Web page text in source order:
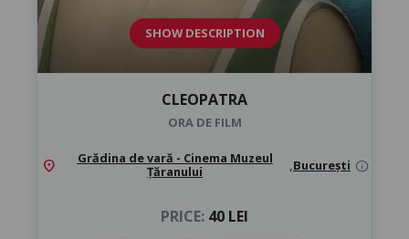
SHOW DESCRIPTION
CLEOPATRA
ORA DE FILM
location_on
Grădina de vară - Cinema Muzeul
Țăranului
,București info
PRICE: 40 LEI